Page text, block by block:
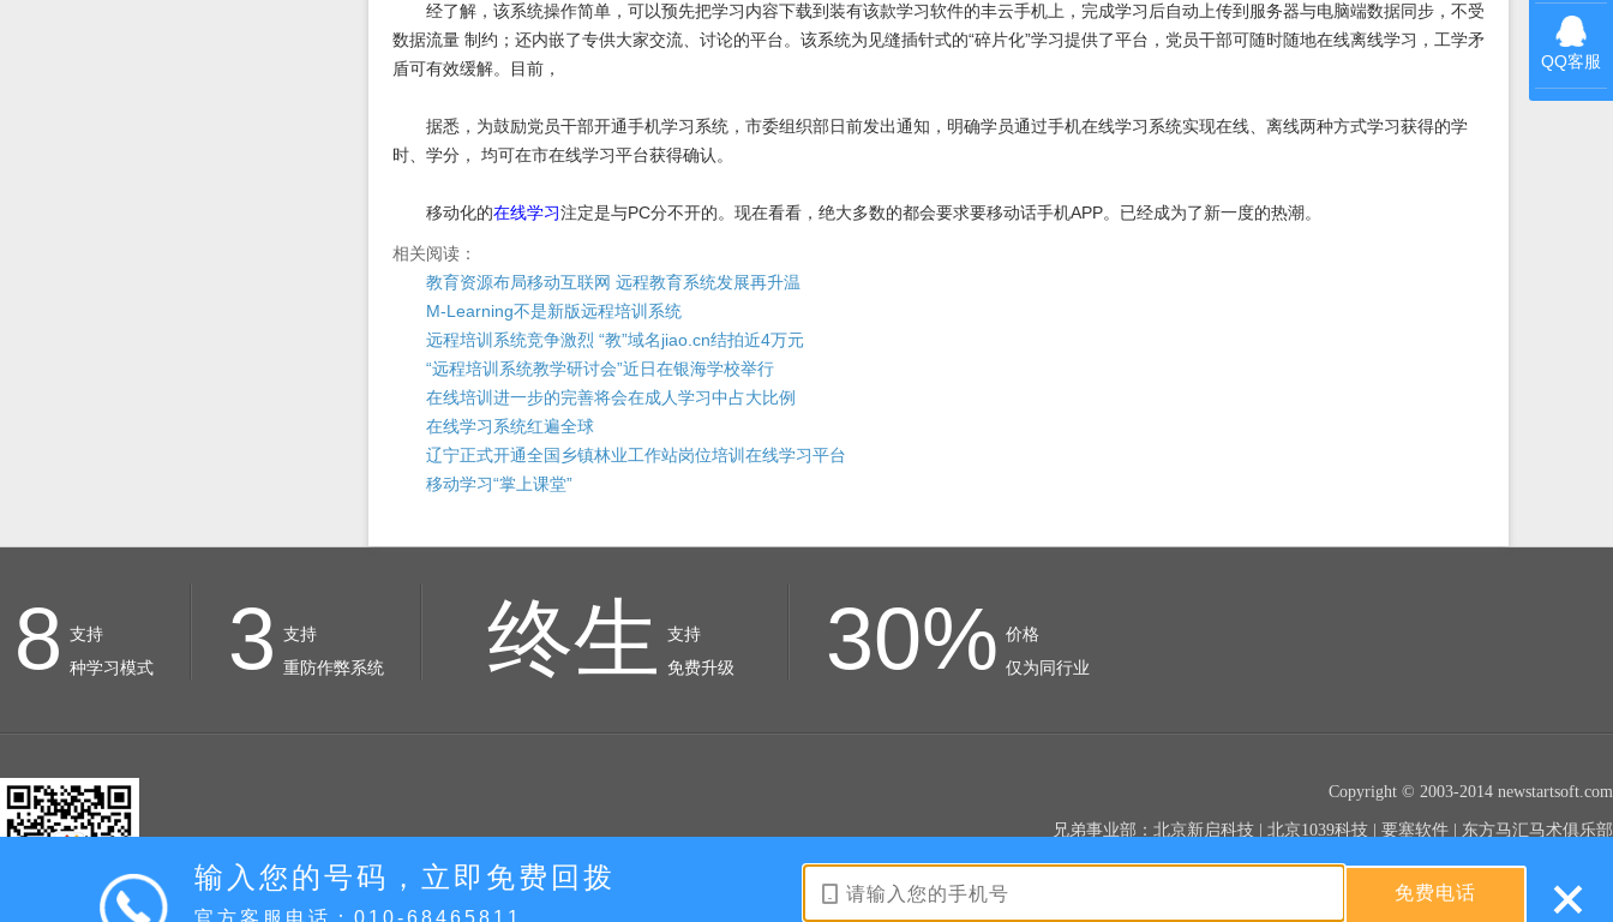
经了解，该系统操作简单，可以预先把学习内容下载到装有该款学习软件的丰云手机上，完成学习后自动上传到服务器与电脑端数据同步，不受
数据流量 制约；还内嵌了专供大家交流、讨论的平台。该系统为见缝插针式的“碎片化”学习提供了平台，党员干部可随时随地在线离线学习，工学矛
盾可有效缓解。目前，
据悉，为鼓励党员干部开通手机学习系统，市委组织部日前发出通知，明确学员通过手机在线学习系统实现在线、离线两种方式学习获得的学
时、学分， 均可在市在线学习平台获得确认。
移动化的在线学习注定是与PC分不开的。现在看看，绝大多数的都会要求要移动话手机APP。已经成为了新一度的热潮。
相关阅读：
教育资源布局移动互联网 远程教育系统发展再升温
M-Learning不是新版远程培训系统
远程培训系统竞争激烈 “教”域名jiao.cn结拍近4万元
“远程培训系统教学研讨会”近日在银海学校举行
在线培训进一步的完善将会在成人学习中占大比例
在线学习系统红遍全球
辽宁正式开通全国乡镇林业工作站岗位培训在线学习平台
移动学习“掌上课堂”
8 支持
种学习模式
3 支持
重防作弊系统
终生
支持
免费升级
30% 价格
仅为同行业
Copyright © 2003-2014 newstartsoft.com
兄弟事业部：北京新启科技 | 北京1039科技 | 要塞软件 | 东方马汇马术俱乐部
京ICP备14005135号 公安网备11010802013228号
QQ客服
输入您的号码，立即免费回拨
官方客服电话：010-68465811
免费电话 +